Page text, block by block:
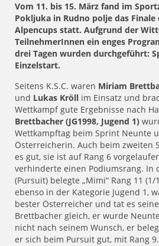
Vom 11. bis 15. März fand im
Pokljuka in Rudno polje das Finale
Alpencups statt. Aufgrund der
TeilnehmerInnen ein enges
drei Tagen wurden durchgeführt:
Einzelstart.
Seitens K.S.C. waren Miriam
und Lukas Kröll im Einsatz und
Wettkampf gute Ergebnisse nach
Brettbacher (JG1998, Jugend 1)
Wettkampftag beim Sprint Neunte
Österreicherin. Auch beim zweiten
es gut, sie ist auf Rang 6
verhinderte einen Podiumsrang. In
(Pursuit) belegte „Mimi“ Rang 11
ebenso in der Kategorie Jugend 1,
bester Österreicher und tat es
Brettbacher gleich, er wurde
nicht nach seinem Wunsch, er
er sich beim Pursuit gut, mit Rang 9.